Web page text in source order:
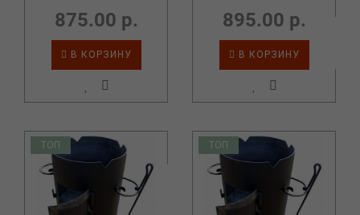
875.00 р.
В КОРЗИНУ
895.00 р.
В КОРЗИНУ
ТОП ТОП